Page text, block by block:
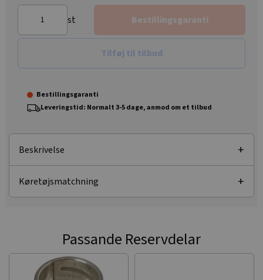
st Bestillingsgaranti
Tilføj til tilbud
Bestillingsgaranti
Leveringstid: Normalt 3-5 dage, anmod om et tilbud
Beskrivelse
Køretøjsmatchning
Passande Reservdelar